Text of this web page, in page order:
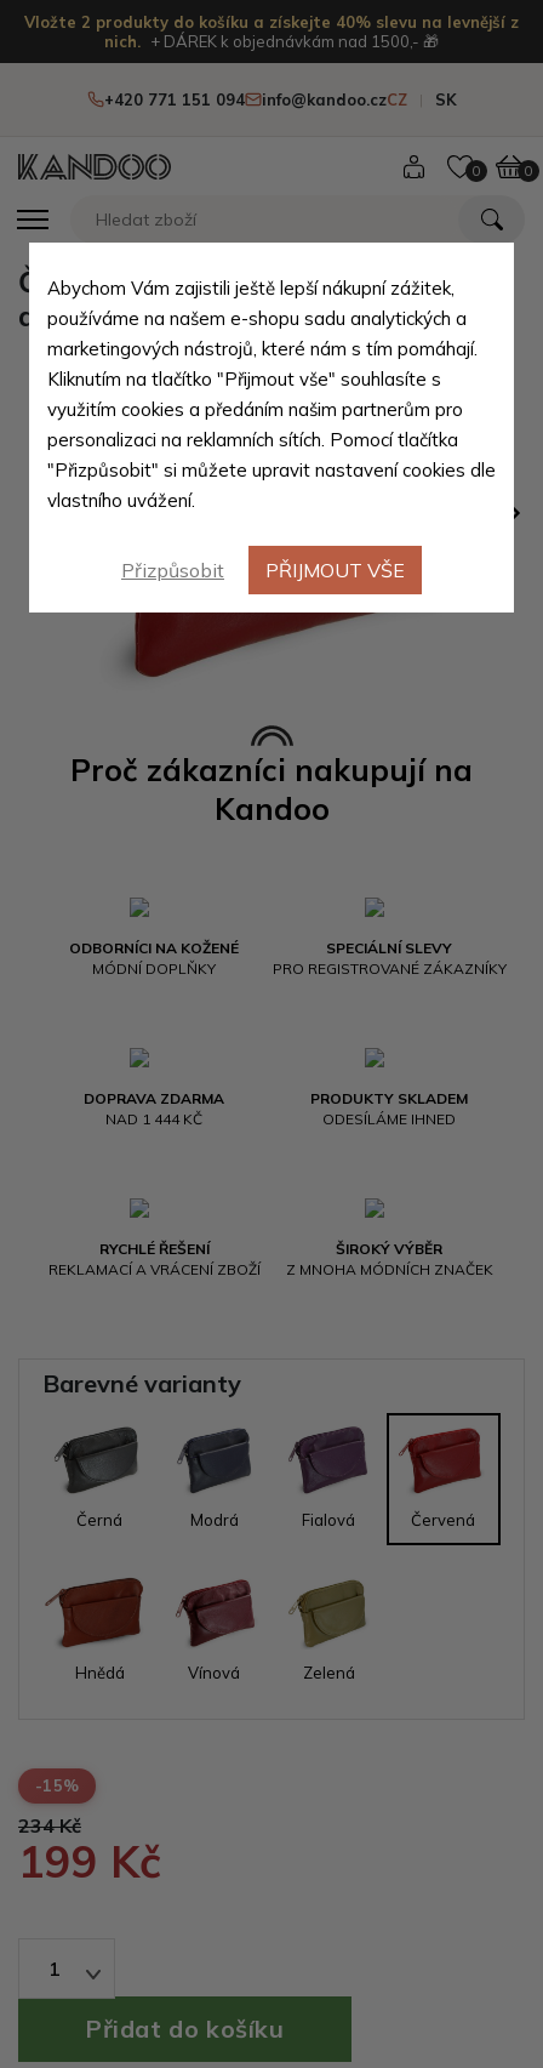
Vložte 2 produkty do košíku a získejte 40% slevu na levnější z
nich.
+ DÁREK k objednávkám nad 1500,- 🎁
+420 771 151 094 info@kandoo.czCZ SK
0 0
Proč zákazníci nakupují na
Kandoo
ODBORNÍCI NA KOŽENÉ
MÓDNÍ DOPLŇKY
SPECIÁLNÍ SLEVY
PRO REGISTROVANÉ ZÁKAZNÍKY
DOPRAVA ZDARMA
NAD 1 444 KČ
PRODUKTY SKLADEM
ODESÍLÁME IHNED
RYCHLÉ ŘEŠENÍ
REKLAMACÍ A VRÁCENÍ ZBOŽÍ
ŠIROKÝ VÝBĚR
Z MNOHA MÓDNÍCH ZNAČEK
Červená kožená klíčenka se zipem
a klopovou kapsou Vanesa
Barevné varianty
Černá Modrá Fialová Červená
Hnědá Vínová Zelená
-15%
234 Kč
199 Kč
1
Abychom Vám zajistili ještě lepší nákupní zážitek,
používáme na našem e-shopu sadu analytických a
marketingových nástrojů, které nám s tím pomáhají.
Kliknutím na tlačítko "Přijmout vše" souhlasíte s
využitím cookies a předáním našim partnerům pro
personalizaci na reklamních sítích. Pomocí tlačítka
"Přizpůsobit" si můžete upravit nastavení cookies dle
vlastního uvážení.
Přizpůsobit PŘIJMOUT VŠE